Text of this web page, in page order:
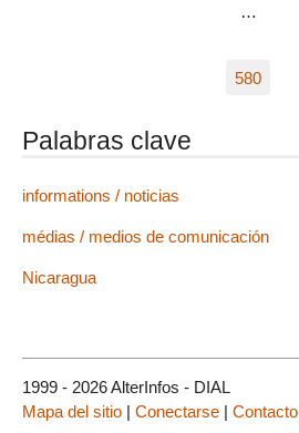
…
580
Palabras clave
informations / noticias
médias / medios de comunicación
Nicaragua
1999 - 2026 AlterInfos - DIAL
Mapa del sitio | Conectarse | Contacto